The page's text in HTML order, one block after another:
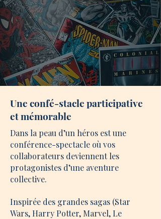
Une confé-stacle participative
et mémorable
Dans la peau d’un héros est une
conférence-spectacle où vos
collaborateurs deviennent les
protagonistes d’une aventure
collective.
Inspirée des grandes sagas (Star
Wars, Harry Potter, Marvel, Le